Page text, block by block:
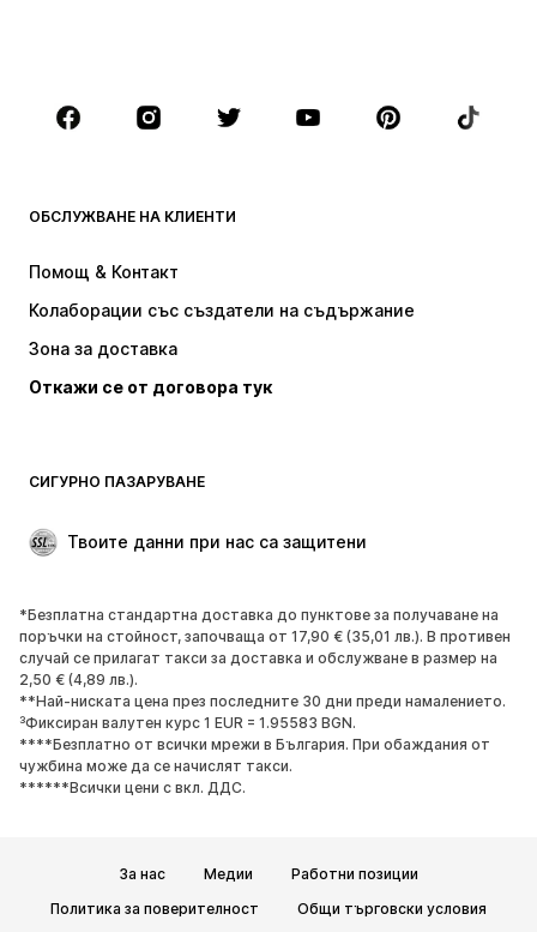
Аксесоари
Premium
НОВО
Пуловери и Трикотаж
Бельо
Палта
Поли
Специални Поводи
ОБУВКИ
НОВО
Популярно
Маратонки
Боти
Обувки с висок ток
Ботуши
Сандали
Ниски обувки
ЕКСКЛУЗИВНО
ОБСЛУЖВАНЕ НА КЛИЕНТИ
Помощ & Контакт
Колаборации със създатели на съдържание
Зона за доставка
Откажи се от договора тук
СИГУРНО ПАЗАРУВАНЕ
Твоите данни при нас са защитени
*Безплатна стандартна доставка до пунктове за получаване на
поръчки на стойност, започваща от 17,90 € (35,01 лв.). В противен
случай се прилагат такси за доставка и обслужване в размер на
2,50 € (4,89 лв.).
**Най-ниската цена през последните 30 дни преди намалението.
³Фиксиран валутен курс 1 EUR = 1.95583 BGN.
****Безплатно от всички мрежи в България. При обаждания от
чужбина може да се начислят такси.
******Всички цени с вкл. ДДС.
За нас Медии
Работни позиции
Политика за поверителност
Общи търговски условия